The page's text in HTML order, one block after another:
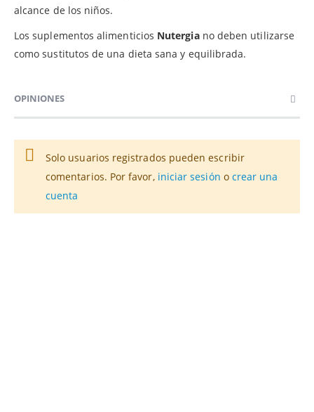
alcance de los niños.
Los suplementos alimenticios Nutergiano deben utilizarse
como sustitutos de una dieta sana y equilibrada.
OPINIONES
Solo usuarios registrados pueden escribir
comentarios. Por favor, iniciar sesión o crear una
cuenta